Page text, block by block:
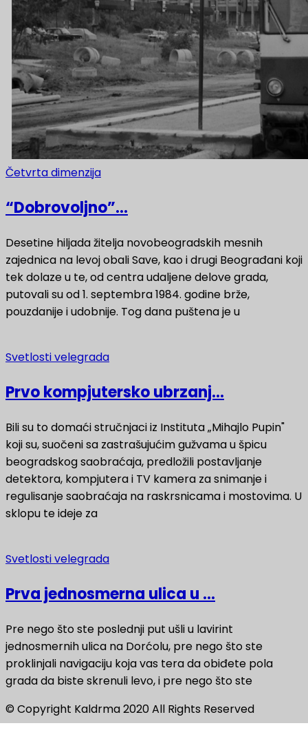
Četvrta dimenzija
“Dobrovoljno”...
Desetine hiljada žitelja novobeogradskih mesnih
zajednica na levoj obali Save, kao i drugi Beograđani koji
tek dolaze u te, od centra udaljene delove grada,
putovali su od 1. septembra 1984. godine brže,
pouzdanije i udobnije. Tog dana puštena je u
Svetlosti velegrada
Prvo kompjutersko ubrzanj...
Bili su to domaći stručnjaci iz Instituta „Mihajlo Pupin"
koji su, suočeni sa zastrašujućim gužvama u špicu
beogradskog saobraćaja, predložili postavljanje
detektora, kompjutera i TV kamera za snimanje i
regulisanje saobraćaja na raskrsnicama i mostovima. U
sklopu te ideje za
Svetlosti velegrada
Prva jednosmerna ulica u ...
Pre nego što ste poslednji put ušli u lavirint
jednosmernih ulica na Dorćolu, pre nego što ste
proklinjali navigaciju koja vas tera da obiđete pola
grada da biste skrenuli levo, i pre nego što ste
© Copyright Kaldrma 2020 All Rights Reserved